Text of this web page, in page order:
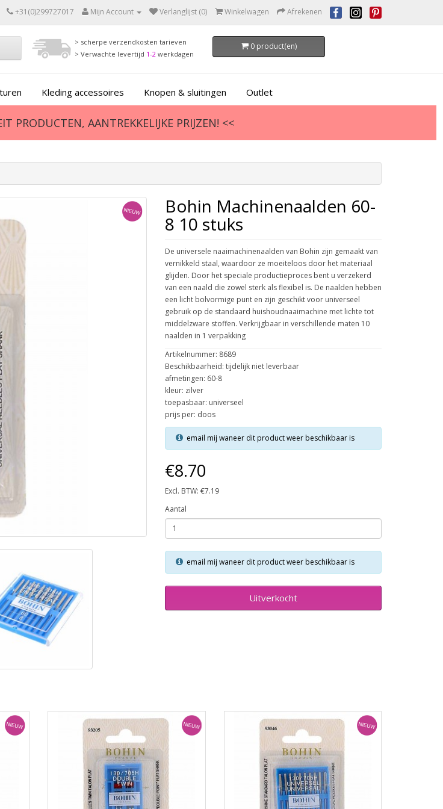
+31(0)299727017 Mijn Account Verlanglijst (0) Winkelwagen Afrekenen
> scherpe verzendkosten tarieven
> Verwachte levertijd 1-2werkdagen
0 product(en)
Kleding accessoires Knopen & sluitingen Outlet
PRODUCTEN, AANTREKKELIJKE PRIJZEN! <<
Bohin Machinenaalden 60-
8 10 stuks
De universele naaimachinenaalden van Bohin zijn gemaakt van
vernikkeld staal, waardoor ze moeiteloos door het materiaal
glijden. Door het speciale productieproces bent u verzekerd
van een naald die zowel sterk als flexibel is. De naalden hebben
een licht bolvormige punt en zijn geschikt voor universeel
gebruik op de standaard huishoudnaaimachine met lichte tot
middelzware stoffen. Verkrijgbaar in verschillende maten 10
naalden in 1 verpakking
Artikelnummer: 8689
Beschikbaarheid: tijdelijk niet leverbaar
afmetingen: 60-8
kleur: zilver
toepasbaar: universeel
prijs per: doos
email mij waneer dit product weer beschikbaar is
€8.70
Excl. BTW: €7.19
Aantal
email mij waneer dit product weer beschikbaar is
Uitverkocht